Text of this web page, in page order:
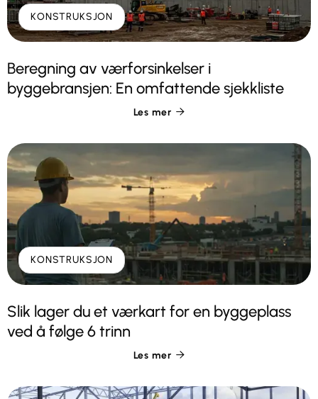
KONSTRUKSJON
Beregning av værforsinkelser i
byggebransjen: En omfattende sjekkliste
Les mer 
KONSTRUKSJON
Slik lager du et værkart for en byggeplass
ved å følge 6 trinn
Les mer 